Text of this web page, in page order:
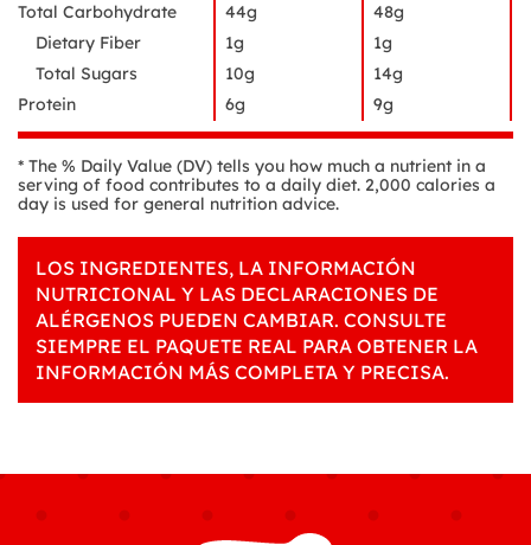
Total Carbohydrate
44g
48g
Dietary Fiber
1g
1g
Total Sugars
10g
14g
Protein
6g 9g
* The % Daily Value (DV) tells you how much a nutrient in a
serving of food contributes to a daily diet. 2,000 calories a
day is used for general nutrition advice.
LOS INGREDIENTES, LA INFORMACIÓN
NUTRICIONAL Y LAS DECLARACIONES DE
ALÉRGENOS PUEDEN CAMBIAR. CONSULTE
SIEMPRE EL PAQUETE REAL PARA OBTENER LA
INFORMACIÓN MÁS COMPLETA Y PRECISA.